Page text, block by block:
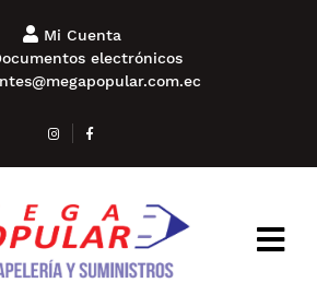
Mi Cuenta
electrónicos